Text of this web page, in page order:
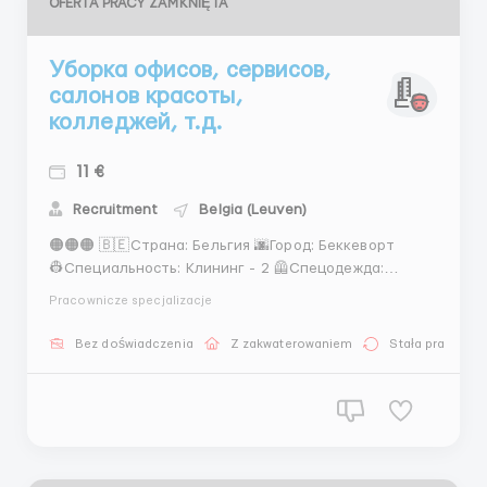
OFERTA PRACY ZAMKNIĘTA
Уборка офисов, сервисов,
салонов красоты,
колледжей, т.д.
11 €
Recruitment Belgia (Leuven)
🟠🟠🟠 🇧🇪Страна: Бельгия 🌆Город: Беккеворт
👷‍Специальность: Клининг - 2 🦺Спецодежда:
💶Оплата чистыми: 11 евро в час ❗️Для кого: Жен. 20 -
Pracownicze specjalizacje
Bez doświadczenia Z zakwaterowaniem Stała praca